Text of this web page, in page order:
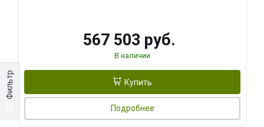
Фильтр
567 503 руб.
В наличии
Купить
Подробнее